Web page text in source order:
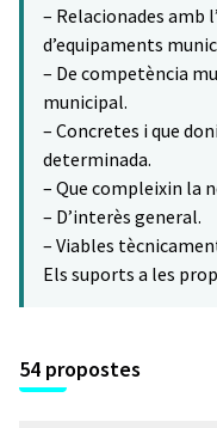
– Relacionades amb
d’equipaments
– De competència
municipal.
– Concretes i que
determinada.
– Que compleixin la
– D’interès general.
– Viables
Els suports a les
54 propostes